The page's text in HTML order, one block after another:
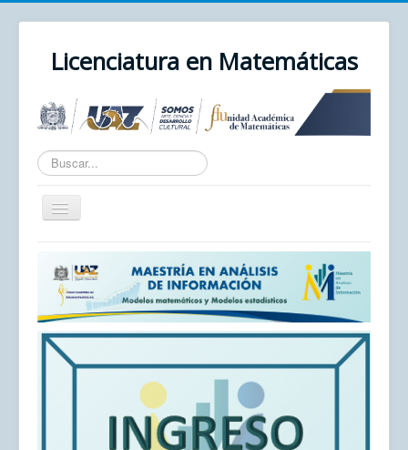
Licenciatura en Matemáticas
Texto
a
buscar...
Cambiar
navegación
Unidad Académica
UAZ
Cursos